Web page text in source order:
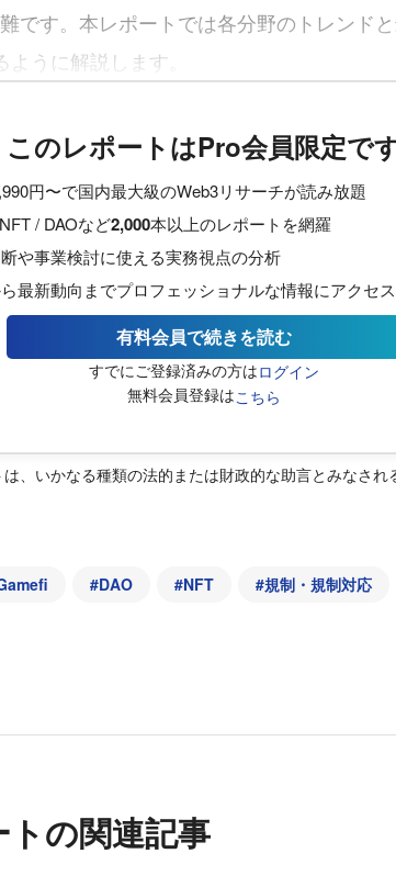
です。本レポートでは各分野のトレンド
うに解説します。
このレポートはPro会員限定で
円〜で国内最大級のWeb3リサーチが読み放題
/ DAOなど2,000本以上のレポートを網羅
や事業検討に使える実務視点の分析
最新動向までプロフェッショナルな情報にアクセス
有料会員で続きを読む
すでにご登録済みの方はログイン
無料会員登録はこちら
、いかなる種類の法的または財政的な助言とみなされ
#DAO #NFT #規制・規制対応
の関連記事